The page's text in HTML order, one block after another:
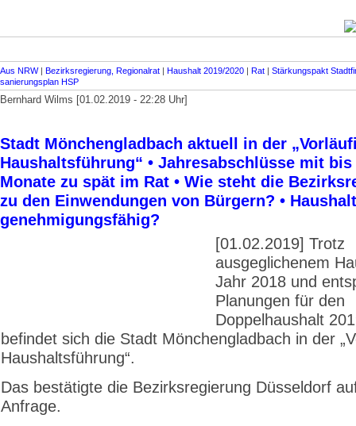
Aus NRW| Bezirksregierung, Regionalrat | Haushalt 2019/2020 | Rat | Stärkungspakt
sanierungsplan HSP
Bernhard Wilms [01.02.2019 - 22:28 Uhr]
Stadt Mönchengladbach aktuell in der
Haushaltsführung“ • Jahresabschlüsse mit bis
Monate zu spät im Rat • Wie steht die
zu den Einwendungen von Bürgern? •
genehmigungsfähig?
[01.02.2019] Trotz
ausgeglichenem
Jahr 2018 und
Planungen für den
Doppelhaushalt
befindet sich die Stadt Mönchenglad­bach in der
Haushalts­führung“.
Das bestätigte die Bezirksregierung Düsseldorf
Anfrage.